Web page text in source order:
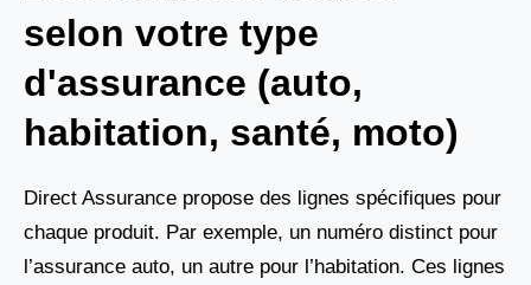
selon votre type
d'assurance (auto,
habitation, santé, moto)
Direct Assurance propose des lignes spécifiques pour
chaque produit. Par exemple, un numéro distinct pour
l’assurance auto, un autre pour l’habitation. Ces lignes